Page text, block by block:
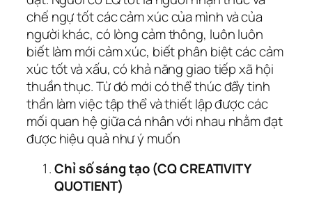
chế ngự tốt các cảm xúc của mình và của
người khác, có lòng cảm thông, luôn luôn
biết làm mới cảm xúc, biết phân biệt các cảm
xúc tốt và xấu, có khả năng giao tiếp xã hội
thuần thục. Từ đó mới có thể thúc đẩy tinh
thần làm việc tập thể và thiết lập được các
mối quan hệ giữa cá nhân với nhau nhằm đạt
được hiệu quả như ý muốn
Chỉ số sáng tạo (CQ CREATIVITY
QUOTIENT)